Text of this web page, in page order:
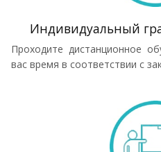
Индивидуальный
Проходите дистанционное
вас время в соответствии с